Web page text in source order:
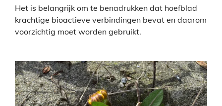
Het is belangrijk om te benadrukken dat hoefblad
krachtige bioactieve verbindingen bevat en daarom
voorzichtig moet worden gebruikt.